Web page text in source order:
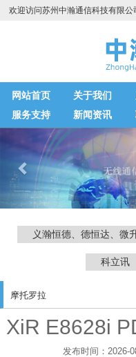
欢迎访问苏州中瀚通信科技有限公
网站首页 关于我们
服务支持
新闻资讯
Previous
义瀚恒德、德恒达、微
科立讯
摩托罗拉
XiR E8628i
发布时间：2026-